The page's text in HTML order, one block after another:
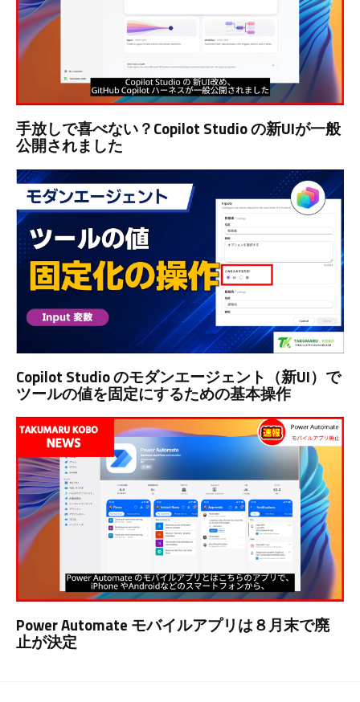
手放しで喜べない？Copilot Studio の新UIが一般
公開されました
Copilot Studio のモダンエージェント（新UI）で
ツールの値を固定にするための基本操作
Power Automate モバイルアプリは８月末で廃
止が決定